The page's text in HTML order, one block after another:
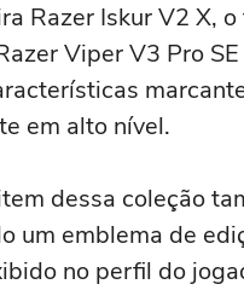
Razer Iskur V2 X,
Viper V3 Pro
em alto nível.
dessa coleção
um emblema de
no perfil do